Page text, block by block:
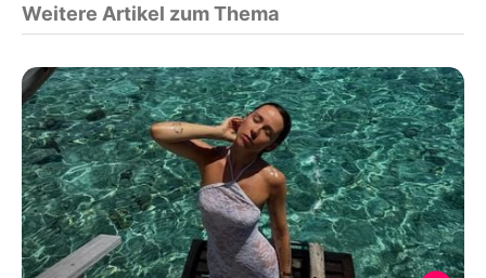
Weitere Artikel zum Thema